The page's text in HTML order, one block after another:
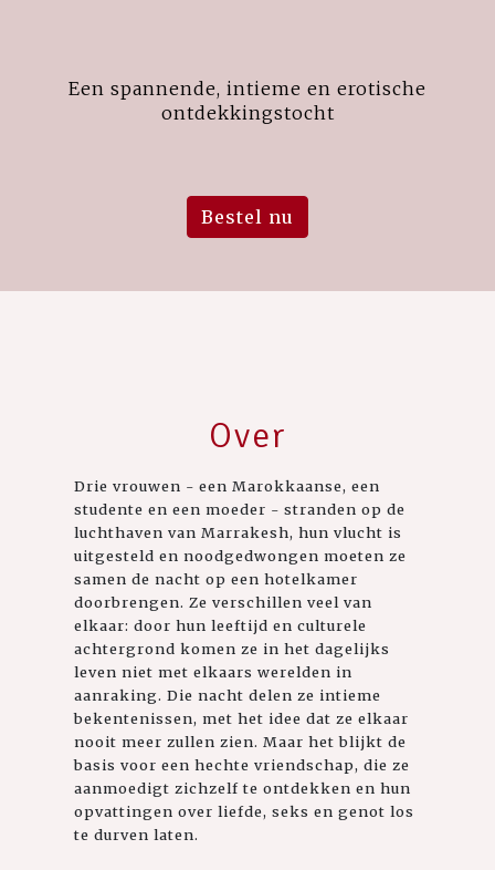
Een spannende, intieme en erotische
ontdekkingstocht
Bestel nu
Over
Drie vrouwen - een Marokkaanse, een
studente en een moeder - stranden op de
luchthaven van Marrakesh, hun vlucht is
uitgesteld en noodgedwongen moeten ze
samen de nacht op een hotelkamer
doorbrengen. Ze verschillen veel van
elkaar: door hun leeftijd en culturele
achtergrond komen ze in het dagelijks
leven niet met elkaars werelden in
aanraking. Die nacht delen ze intieme
bekentenissen, met het idee dat ze elkaar
nooit meer zullen zien. Maar het blijkt de
basis voor een hechte vriendschap, die ze
aanmoedigt zichzelf te ontdekken en hun
opvattingen over liefde, seks en genot los
te durven laten.